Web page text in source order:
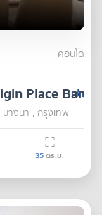
คอนโด
เช่า
Place
างนา , กรุงเทพ
35ตร.ม.